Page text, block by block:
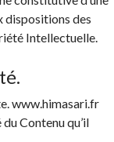
dispositions des
Intellectuelle.
www.himasari.fr
Contenu qu’il